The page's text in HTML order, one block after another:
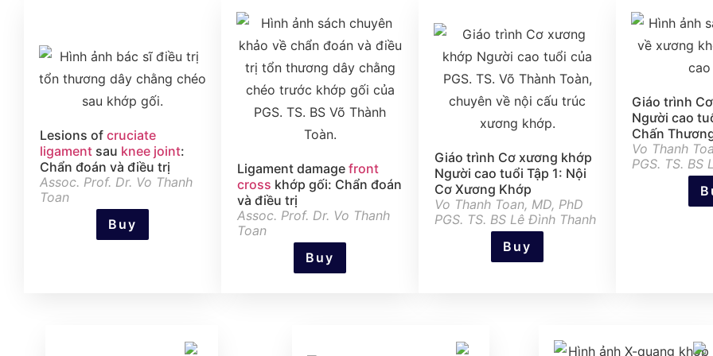
Lesions of cruciate
ligament sau knee joint:
Chẩn đoán và điều trị
Assoc. Prof. Dr. Vo Thanh
Toan
Buy
Ligament damage front
cross khớp gối: Chẩn đoán
và điều trị
Assoc. Prof. Dr. Vo Thanh
Toan
Buy
Giáo trình Cơ xương khớp
Người cao tuổi Tập 1: Nội
Cơ Xương Khớp
Vo Thanh Toan, MD, PhD
PGS. TS. BS Lê Đình Thanh
Buy
Giáo trình
Người cao
Chấn
Vo Thanh
PGS. TS. BS